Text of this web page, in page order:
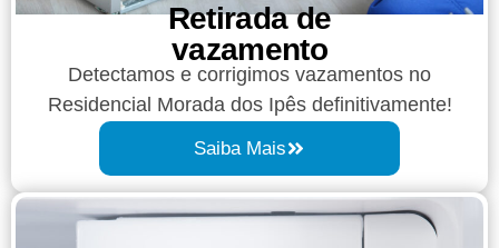
Retirada de
vazamento​​
Detectamos e corrigimos vazamentos no
Residencial Morada dos Ipês definitivamente!
Saiba Mais